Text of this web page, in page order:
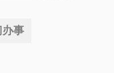
办事